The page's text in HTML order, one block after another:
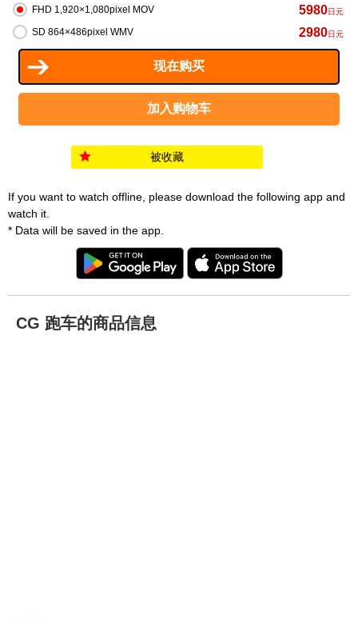
FHD 1,920×1,080pixel MOV 5980日元
SD 864×486pixel WMV 2980日元
被收藏
If you want to watch offline, please download the following app and
watch it.
* Data will be saved in the app.
CG 跑车的商品信息